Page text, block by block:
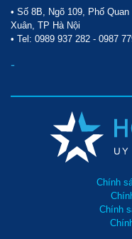
• Số 8B, Ngõ 109, Phố
Xuân, TP Hà Nội
• Tel: 0989 937 282 - 0987
-
Chính
Chính